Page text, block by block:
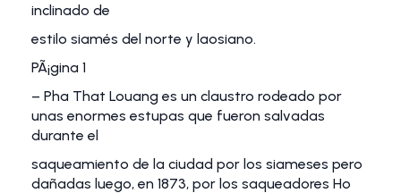
inclinado de
estilo siamés del norte y laosiano.
PÃ¡gina 1
– Pha That Louang es un claustro rodeado por
unas enormes estupas que fueron salvadas
durante el
saqueamiento de la ciudad por los siameses pero
dañadas luego, en 1873, por los saqueadores Ho